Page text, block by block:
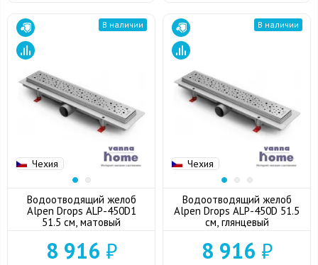
Чехия
В наличии
Водоотводящий желоб
Alpen Drops ALP-450D1
51.5 см, матовый
8 916 ₽
Чехия
В наличии
Водоотводящий желоб
Alpen Drops ALP-450D 51.5
см, глянцевый
8 916 ₽